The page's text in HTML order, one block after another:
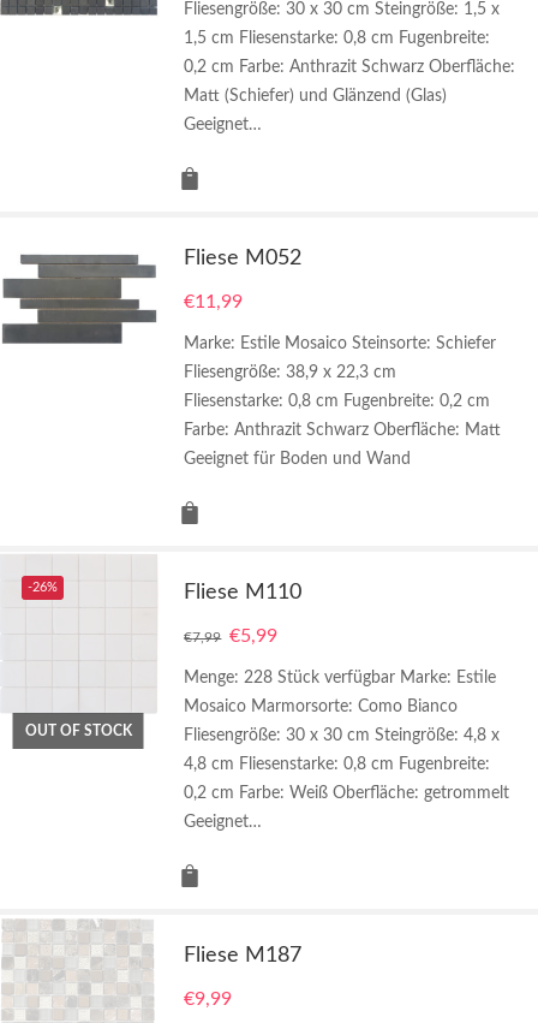
Fliesengröße: 30 x 30 cm Steingröße: 1,5 x
1,5 cm Fliesenstarke: 0,8 cm Fugenbreite:
0,2 cm Farbe: Anthrazit Schwarz Oberfläche:
Matt (Schiefer) und Glänzend (Glas)
Geeignet…
Fliese M052
€11,99
Marke: Estile Mosaico Steinsorte: Schiefer
Fliesengröße: 38,9 x 22,3 cm
Fliesenstarke: 0,8 cm Fugenbreite: 0,2 cm
Farbe: Anthrazit Schwarz Oberfläche: Matt
Geeignet für Boden und Wand
-26%
OUT OF STOCK
Fliese M110
€7,99 €5,99
Menge: 228 Stück verfügbar Marke: Estile
Mosaico Marmorsorte: Como Bianco
Fliesengröße: 30 x 30 cm Steingröße: 4,8 x
4,8 cm Fliesenstarke: 0,8 cm Fugenbreite:
0,2 cm Farbe: Weiß Oberfläche: getrommelt
Geeignet…
Fliese M187
€9,99